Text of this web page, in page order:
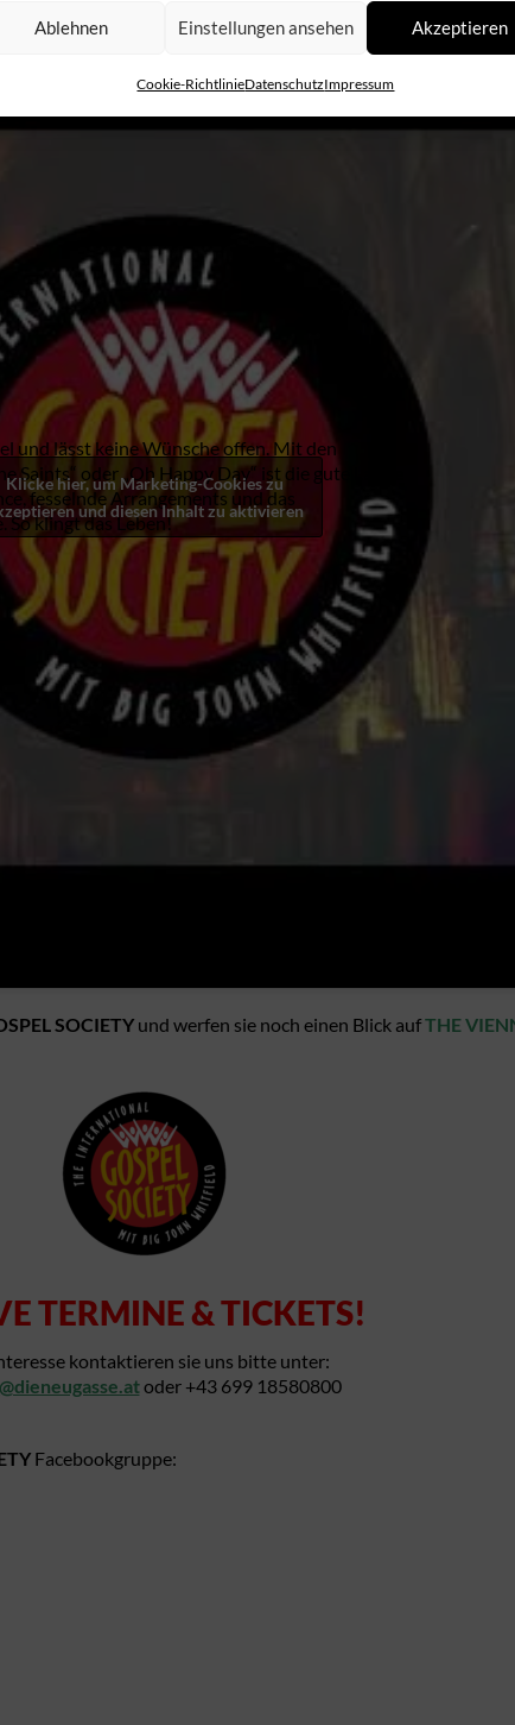
Akzeptieren
Ablehnen Einstellungen ansehen
Cookie-RichtlinieDatenschutzImpressum
und lässt keine Wünsche offen. Mit den
oder „Oh Happy Day“ ist die gute Laune
fesselnde Arrangements und das
So klingt das Leben!
Klicke hier, um Marketing-Cookies zu
und diesen Inhalt zu aktivieren
SOCIETY und werfen sie noch einen Blick aufTHE
TERMINE & TICKETS!
kontaktieren sie uns bitte unter:
oder +43 699 18580800
Facebookgruppe: